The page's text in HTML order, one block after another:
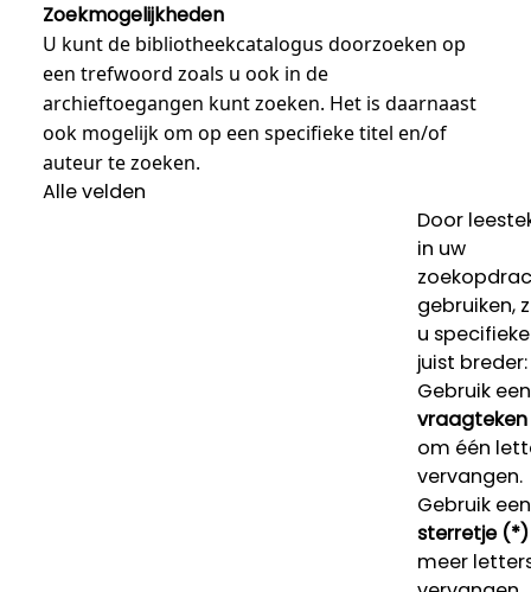
Zoekmogelijkheden
U kunt de bibliotheekcatalogus doorzoeken op
een trefwoord zoals u ook in de
archieftoegangen kunt zoeken. Het is daarnaast
ook mogelijk om op een specifieke titel en/of
auteur te zoeken.
Alle velden
Door
in uw
gebruiken,
u
juist breder:
Gebruik een
om één
vervangen.
Gebruik een
sterretje (*)
meer